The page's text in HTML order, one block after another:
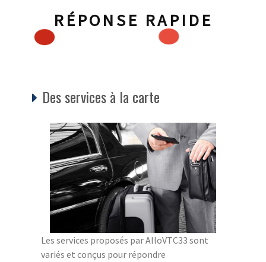
RÉPONSE RAPIDE
Des services à la carte
Les services proposés par AlloVTC33 sont
variés et conçus pour répondre